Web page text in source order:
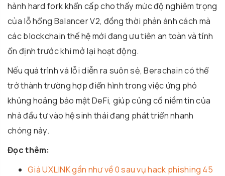
hành hard fork khẩn cấp cho thấy mức độ nghiêm trọng
của lỗ hổng Balancer V2, đồng thời phản ánh cách mà
các blockchain thế hệ mới đang ưu tiên an toàn và tính
ổn định trước khi mở lại hoạt động.
Nếu quá trình vá lỗi diễn ra suôn sẻ, Berachain có thể
trở thành trường hợp điển hình trong việc ứng phó
khủng hoảng bảo mật DeFi, giúp củng cố niềm tin của
nhà đầu tư vào hệ sinh thái đang phát triển nhanh
chóng này.
Đọc thêm:
Giá UXLINK gần như về 0 sau vụ hack phishing 45